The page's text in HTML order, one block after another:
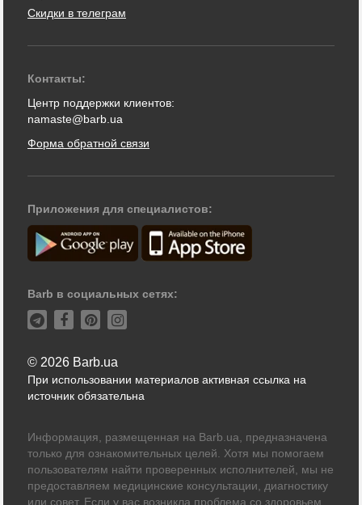
Скидки в телеграм
Контакты:
Центр поддержки клиентов:
namaste@barb.ua
Форма обратной связи
Приложения для специалистов:
Barb в социальных сетях:
© 2026 Barb.ua
При использовании материалов активная ссылка на
источник обязательна
Информация, размещенная на Barb.ua, предназначена
только для ознакомительных целей. Хотя мы помогаем
пользователям найти проверенных исполнителей, мы не
предоставляем медицинские консультации, диагностику
или совет. Если у вас возникла проблема со здоровьем,